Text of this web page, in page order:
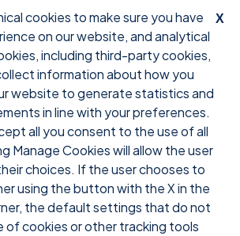
X
cookies to make sure you have
on our website, and analytical
including third-party cookies,
information about how you
website to generate statistics and
in line with your preferences.
all you consent to the use of all
Manage Cookies will allow the user
choices. If the user chooses to
using the button with the X in the
the default settings that do not
of cookies or other tracking tools
frequenti Funzionalità
gli
automatici di